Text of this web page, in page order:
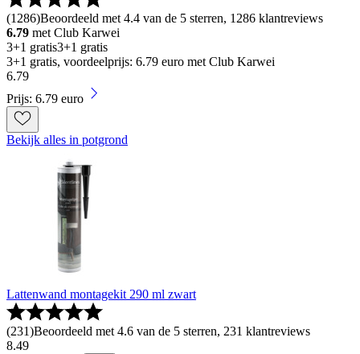
(1286)Beoordeeld met 4.4 van de 5 sterren, 1286 klantreviews
6.79 met Club Karwei
3+1 gratis3+1 gratis
3+1 gratis, voordeelprijs: 6.79 euro met Club Karwei
6.79
Prijs: 6.79 euro
Bekijk alles in potgrond
Lattenwand montagekit 290 ml zwart
(231)Beoordeeld met 4.6 van de 5 sterren, 231 klantreviews
8.49